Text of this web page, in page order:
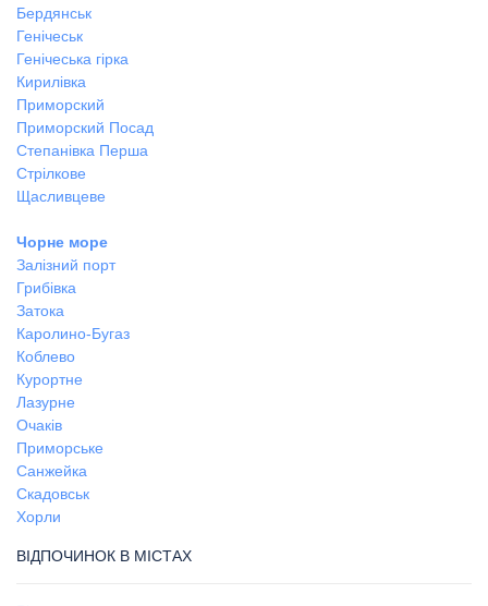
Бердянськ
Генічеськ
Генічеська гірка
Кирилівка
Приморский
Приморский Посад
Степанівка Перша
Стрілкове
Щасливцеве
Чорне море
Залізний порт
Грибівка
Затока
Каролино-Бугаз
Коблево
Курортне
Лазурне
Очаків
Приморське
Санжейка
Скадовськ
Хорли
ВІДПОЧИНОК В МІСТАХ